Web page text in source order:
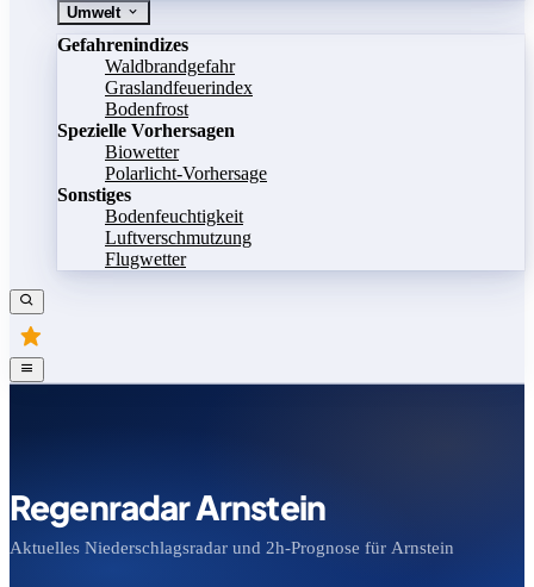
Umwelt
Gefahrenindizes
Waldbrandgefahr
Graslandfeuerindex
Bodenfrost
Spezielle Vorhersagen
Biowetter
Polarlicht-Vorhersage
Sonstiges
Bodenfeuchtigkeit
Luftverschmutzung
Flugwetter
Regenradar Arnstein
Aktuelles Niederschlagsradar und 2h-Prognose für Arnstein